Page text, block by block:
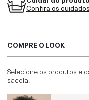
Confira os
COMPRE O LOOK
Selecione os produtos e
sacola.